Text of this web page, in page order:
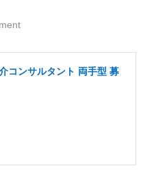
コンサルタント 両手型 募